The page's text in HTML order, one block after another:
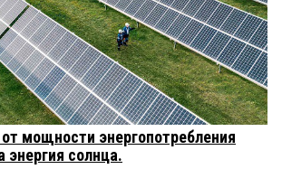
мощности энергопотребления
энергия солнца.